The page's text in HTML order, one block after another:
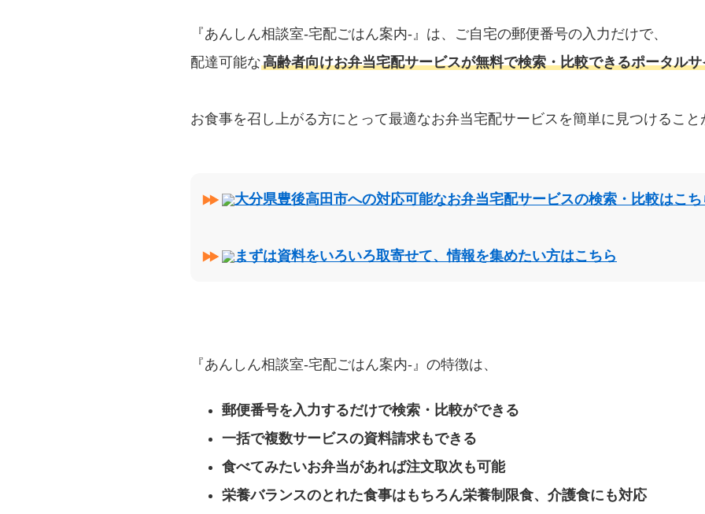
『あんしん相談室‐宅配ごはん案内‐』は、ご自宅の郵便番号の入力だけで、
配達可能な高齢者向けお弁当宅配サービスが無料で検索・比較できるポータル
お食事を召し上がる方にとって最適なお弁当宅配サービスを簡単に見つけること
大分県豊後高田市への対応可能なお弁当宅配サービスの検索・比較はこち
まずは資料をいろいろ取寄せて、情報を集めたい方はこちら
『あんしん相談室‐宅配ごはん案内‐』の特徴は、
郵便番号を入力するだけで検索・比較ができる
一括で複数サービスの資料請求もできる
食べてみたいお弁当があれば注文取次も可能
栄養バランスのとれた食事はもちろん栄養制限食、介護食にも対応